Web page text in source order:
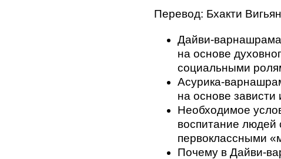
o
o
Перевод: Бхакти
Дайви-варнашрама
на основе
социальными
Асурика-
на основе зависти
Необходимое
воспитание людей
первоклассными
Почему в Дайви-